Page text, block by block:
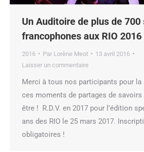
Un Auditoire de plus de
francophones aux RIO 2016
2016 Par Lorène Meot
13 avril 2016
Laisser un commentaire
Merci à tous nos participants pour la
ces moments de partages de
être ! R.D.V. en 2017 pour l’édition
ans des RIO le 25 mars 2017.
obligatoires !